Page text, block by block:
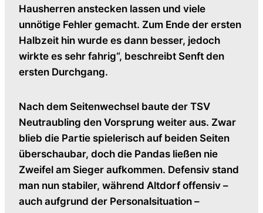
Hausherren anstecken lassen und viele
unnötige Fehler gemacht. Zum Ende der ersten
Halbzeit hin wurde es dann besser, jedoch
wirkte es sehr fahrig“, beschreibt Senft den
ersten Durchgang.
Nach dem Seitenwechsel baute der TSV
Neutraubling den Vorsprung weiter aus. Zwar
blieb die Partie spielerisch auf beiden Seiten
überschaubar, doch die Pandas ließen nie
Zweifel am Sieger aufkommen. Defensiv stand
man nun stabiler, während Altdorf offensiv –
auch aufgrund der Personalsituation –